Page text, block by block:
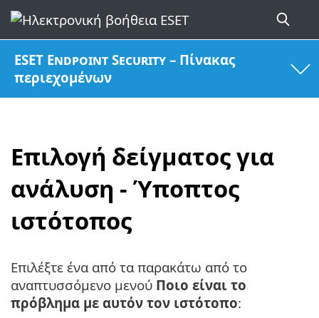
ESET Endpoint Security – Πίνακας
περιεχομένων
Επιλογή δείγματος για
ανάλυση - Ύποπτος
ιστότοπος
Επιλέξτε ένα από τα παρακάτω από το
αναπτυσσόμενο μενού Ποιο είναι το
πρόβλημα με αυτόν τον ιστότοπο: